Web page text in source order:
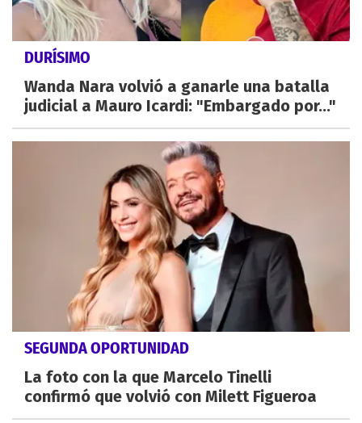
DURÍSIMO
Wanda Nara volvió a ganarle una batalla
judicial a Mauro Icardi: "Embargado por..."
SEGUNDA OPORTUNIDAD
La foto con la que Marcelo Tinelli
confirmó que volvió con Milett Figueroa